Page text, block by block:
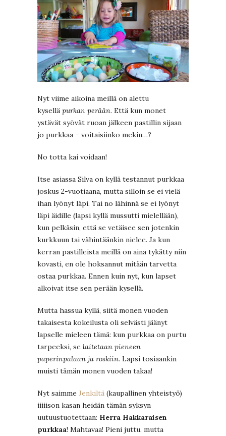
Nyt viime aikoina meillä on alettu
kysellä purkan perään. Että kun monet
ystävät syövät ruoan jälkeen pastillin sijaan
jo purkkaa – voitaisiinko mekin…?
No totta kai voidaan!
Itse asiassa Silva on kyllä testannut purkkaa
joskus 2-vuotiaana, mutta silloin se ei vielä
ihan lyönyt läpi. Tai no lähinnä se ei lyönyt
läpi äidille (lapsi kyllä mussutti mielellään),
kun pelkäsin, että se vetäisee sen jotenkin
kurkkuun tai vähintäänkin nielee. Ja kun
kerran pastilleista meillä on aina tykätty niin
kovasti, en ole hoksannut mitään tarvetta
ostaa purkkaa. Ennen kuin nyt, kun lapset
alkoivat itse sen perään kysellä.
Mutta hassua kyllä, siitä monen vuoden
takaisesta kokeilusta oli selvästi jäänyt
lapselle mieleen tämä: kun purkkaa on purtu
tarpeeksi, se laitetaan pieneen
paperinpalaan ja roskiin. Lapsi tosiaankin
muisti tämän monen vuoden takaa!
Nyt saimme Jenkiltä (kaupallinen yhteistyö)
iiiiison kasan heidän tämän syksyn
uutuustuotettaan: Herra Hakkaraisen
purkkaa! Mahtavaa! Pieni juttu, mutta